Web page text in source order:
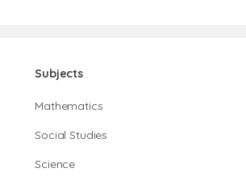
Subjects
Mathematics
Social Studies
Science